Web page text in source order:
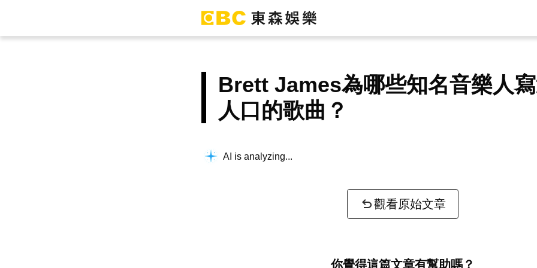
Brett James為哪些知名音樂人
人口的歌曲？
AI is analyzing...
觀看原始文章
你覺得這篇文章有幫助嗎？